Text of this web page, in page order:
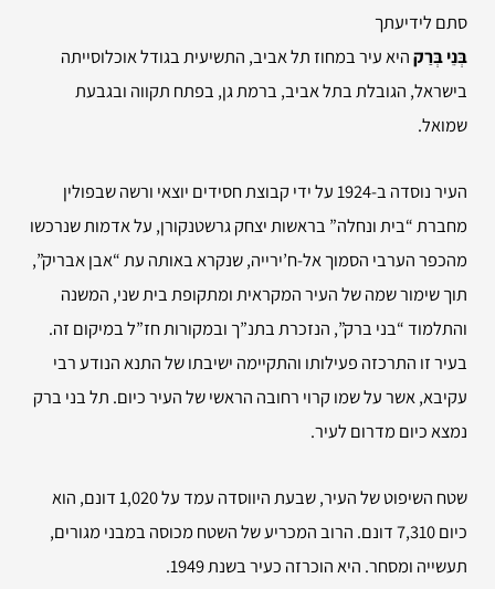
סתם לידיעתך
בְּנֵי בְּרַקהיא עיר במחוז תל אביב, התשיעית בגודל אוכלוסייתה
בישראל, הגובלת בתל אביב, ברמת גן, בפתח תקווה ובגבעת
שמואל.
העיר נוסדה ב-1924 על ידי קבוצת חסידים יוצאי ורשה שבפולין
מחברת “בית ונחלה” בראשות יצחק גרשטנקורן, על אדמות שנרכשו
מהכפר הערבי הסמוך אל-ח’ירייה, שנקרא באותה עת “אבן אבריק”,
תוך שימור שמה של העיר המקראית ומתקופת בית שני, המשנה
והתלמוד “בני ברק”, הנזכרת בתנ”ך ובמקורות חז”ל במיקום זה.
בעיר זו התרכזה פעילותו והתקיימה ישיבתו של התנא הנודע רבי
עקיבא, אשר על שמו קרוי רחובה הראשי של העיר כיום. תל בני ברק
נמצא כיום מדרום לעיר.
שטח השיפוט של העיר, שבעת היווסדה עמד על 1,020 דונם, הוא
כיום 7,310 דונם. הרוב המכריע של השטח מכוסה במבני מגורים,
תעשייה ומסחר. היא הוכרזה כעיר בשנת 1949.